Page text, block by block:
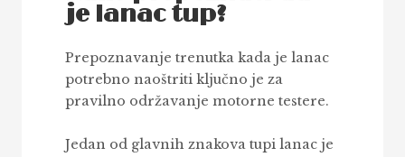
je lanac tup?
Prepoznavanje trenutka kada je lanac
potrebno naoštriti ključno je za
pravilno održavanje motorne testere.
Jedan od glavnih znakova tupi lanac je